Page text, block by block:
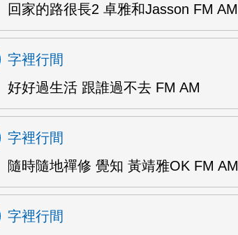
回家的路很長2 卓雅和Jasson FM AM
字裡行間
好好過生活 跟誰過不去 FM AM
字裡行間
隨時隨地禪修 覺知 黃靖雅OK FM AM
字裡行間